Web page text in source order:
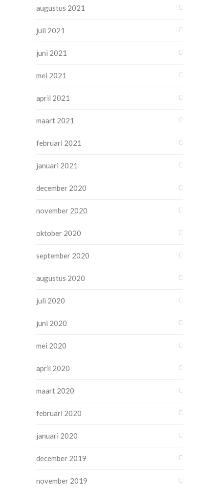
augustus 2021
juli 2021
juni 2021
mei 2021
april 2021
maart 2021
februari 2021
januari 2021
december 2020
november 2020
oktober 2020
september 2020
augustus 2020
juli 2020
juni 2020
mei 2020
april 2020
maart 2020
februari 2020
januari 2020
december 2019
november 2019